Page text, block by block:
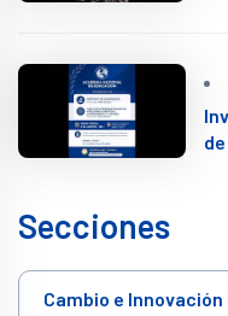
Secciones
Cambio e